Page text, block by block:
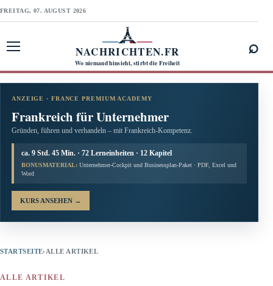
FREITAG, 07. AUGUST 2026
NACHRICHTEN.FR
Wo niemand hinsieht, stirbt die Freiheit
⌕
ANZEIGE · FRANCE PREMIUM ACADEMY
Frankreich für Unternehmer
Gründen, führen und verhandeln – mit Frankreich-Kompetenz.
ca. 9 Std. 45 Min. · 72 Lerneinheiten · 12 Kapitel
BONUSMATERIAL: Unternehmer-Cockpit und Businessplan-Paket · PDF, Excel und
Word
KURS ANSEHEN →
STARTSEITE› ALLE ARTIKEL
ALLE ARTIKEL